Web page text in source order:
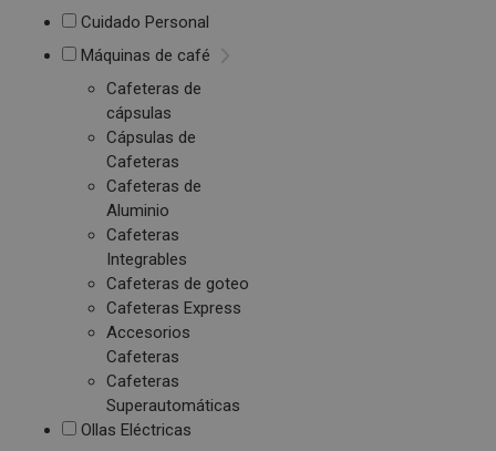
Cuidado Personal
Máquinas de café
Cafeteras de
cápsulas
Cápsulas de
Cafeteras
Cafeteras de
Aluminio
Cafeteras
Integrables
Cafeteras de goteo
Cafeteras Express
Accesorios
Cafeteras
Cafeteras
Superautomáticas
Ollas Eléctricas